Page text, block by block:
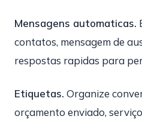
Mensagens automaticas.
contatos, mensagem de
respostas rapidas para
Etiquetas. Organize
orçamento enviado,